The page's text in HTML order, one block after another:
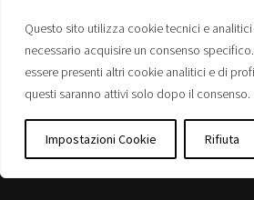
Questo sito utilizza cookie tecnici e
necessario acquisire un consenso
essere presenti altri cookie analitici e di
questi saranno attivi solo dopo il consenso.
Impostazioni Cookie Rifiuta
Associazione “Corti a
Via Wagner, 42 - 35020 Ponte
C.F. 92223660280
Privacy policy
Registro delle Associazioni di Promozione
Iscrizione n. PS/
Albo delle Associazioni – Comune di Ponte